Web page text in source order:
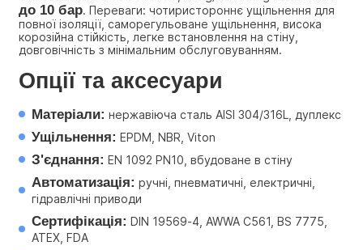
до 10 бар. Переваги: чотиристороннє ущільнення для
повної ізоляції, саморегульоване ущільнення, висока
корозійна стійкість, легке встановлення на стіну,
довговічність з мінімальним обслуговуванням.
Опції та аксесуари
Матеріали: нержавіюча сталь AISI 304/316L, дуплекс
Ущільнення: EPDM, NBR, Viton
З'єднання: EN 1092 PN10, вбудоване в стіну
Автоматизація: ручні, пневматичні, електричні,
гідравлічні приводи
Сертифікація: DIN 19569-4, AWWA C561, BS 7775,
ATEX, FDA